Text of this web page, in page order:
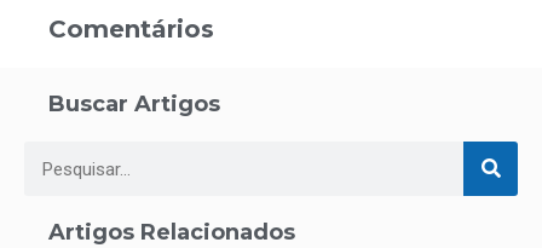
Comentários
Buscar Artigos
Artigos Relacionados